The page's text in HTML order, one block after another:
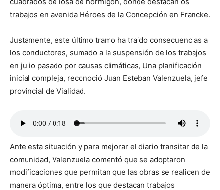
trabajos en avenida Héroes de la Concepción en Francke.
Justamente, este último tramo ha traído consecuencias a
los conductores, sumado a la suspensión de los trabajos
en julio pasado por causas climáticas, Una planificación
inicial compleja, reconoció Juan Esteban Valenzuela, jefe
provincial de Vialidad.
Ante esta situación y para mejorar el diario transitar de la
comunidad, Valenzuela comentó que se adoptaron
modificaciones que permitan que las obras se realicen de
manera óptima, entre los que destacan trabajos